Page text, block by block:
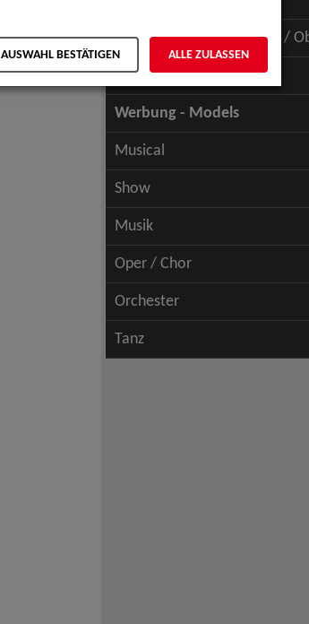
Schauspiel - Figur / Puppe /
Werbung - Talents
Werbung - Models
Musical
Show
Musik
Oper / Chor
Orchester
Tanz
AUSWAHL BESTÄTIGEN ALLE ZULASSEN